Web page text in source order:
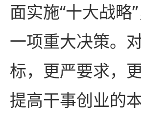
面实施“十大战略
一项重大决策。
标，更严要求，
提高干事创业的